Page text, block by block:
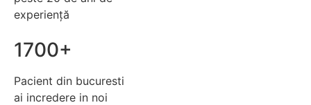
experiență
1700+
Pacient din bucuresti
ai incredere in noi